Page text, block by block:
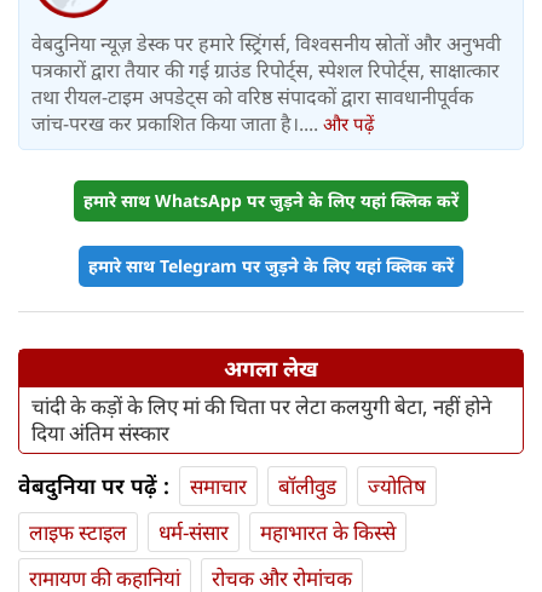
वेबदुनिया न्यूज़ डेस्क पर हमारे स्ट्रिंगर्स, विश्वसनीय स्रोतों और अनुभवी
पत्रकारों द्वारा तैयार की गई ग्राउंड रिपोर्ट्स, स्पेशल रिपोर्ट्स, साक्षात्कार
तथा रीयल-टाइम अपडेट्स को वरिष्ठ संपादकों द्वारा सावधानीपूर्वक
जांच-परख कर प्रकाशित किया जाता है।.... और पढ़ें
हमारे साथ WhatsApp पर जुड़ने के लिए यहां क्लिक करें
हमारे साथ Telegram पर जुड़ने के लिए यहां क्लिक करें
अगला लेख
चांदी के कड़ों के लिए मां की चिता पर लेटा कलयुगी बेटा, नहीं होने
दिया अंतिम संस्‍कार
वेबदुनिया पर पढ़ें : समाचार बॉलीवुड
ज्योतिष
लाइफ स्‍टाइल
धर्म-संसार
महाभारत के किस्से
रामायण की कहानियां
रोचक और रोमांचक